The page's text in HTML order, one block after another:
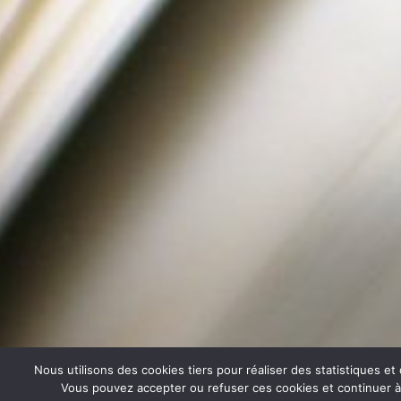
Nous utilisons des cookies tiers pour réaliser des statistiques et
Vous pouvez accepter ou refuser ces cookies et continuer